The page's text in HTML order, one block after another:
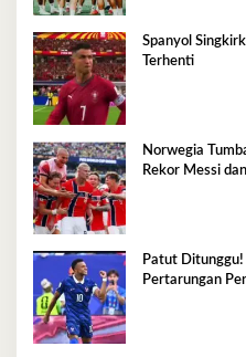
Spanyol
Terhenti
Norwegia
Rekor Messi
Patut
Pertarungan